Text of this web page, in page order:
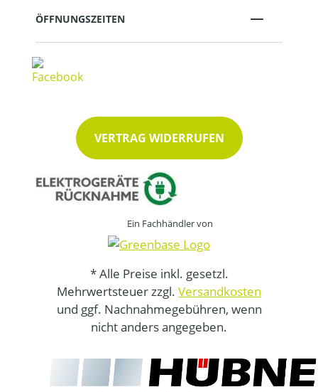
ÖFFNUNGSZEITEN
VERTRAG WIDERRUFEN
Ein Fachhändler von
* Alle Preise inkl. gesetzl.
Mehrwertsteuer zzgl. Versandkosten
und ggf. Nachnahmegebühren, wenn
nicht anders angegeben.